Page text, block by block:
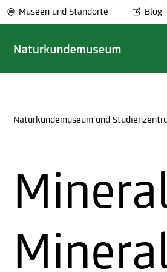
Museen und Standorte Blog
Naturkundemuseum und